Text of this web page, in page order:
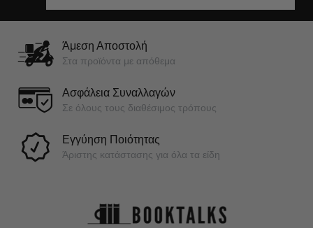
Άμεση Αποστολή
Στα προϊόντα με απόθεμα
Ασφάλεια Συναλλαγών
Σε όλους τους διαθέσιμος τρόπους
Εγγύηση Ποιότητας
Άριστης κατάστασης για όλα τα είδη